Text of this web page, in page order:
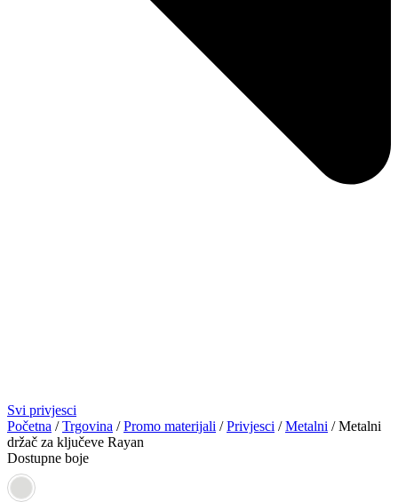
Svi privjesci
Početna /Trgovina /Promo materijali /Privjesci /Metalni / Metalni
držač za ključeve Rayan
Dostupne boje